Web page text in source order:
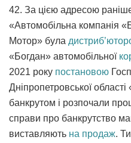
42. За цією адресою
«Автомобільна компанія
Мотор» була
«Богдан» автомобільної
2021 року постановою
Дніпропетровської
банкрутом і розпочали
справи про банкрутство
виставляють на продаж.